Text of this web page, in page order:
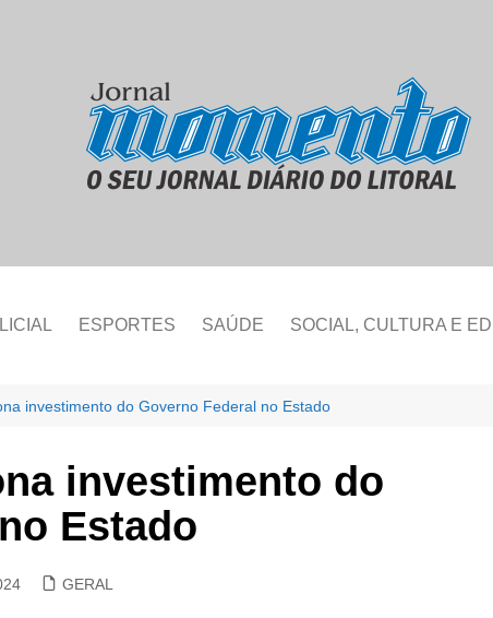
ESPORTES SAÚDE SOCIAL, CULTURA E
investimento do Governo Federal no Estado
investimento do
Estado
GERAL